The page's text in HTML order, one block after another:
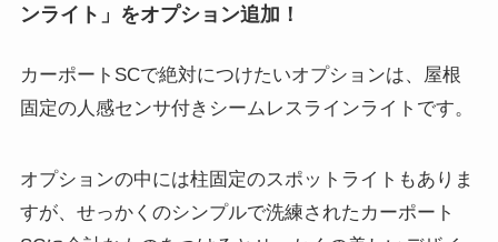
ンライト」をオプション追加！
カーポートSCで絶対につけたいオプションは、屋根
固定の人感センサ付きシームレスラインライトです。
オプションの中には柱固定のスポットライトもありま
すが、せっかくのシンプルで洗練されたカーポート